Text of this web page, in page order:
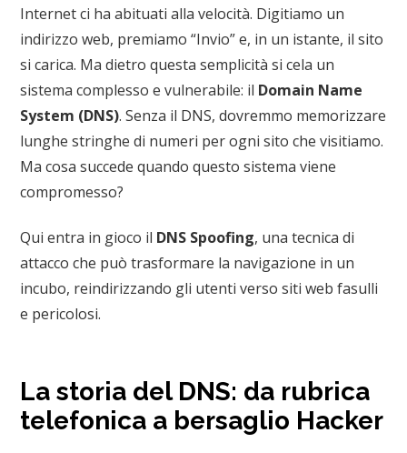
Internet ci ha abituati alla velocità. Digitiamo un
indirizzo web, premiamo “Invio” e, in un istante, il sito
si carica. Ma dietro questa semplicità si cela un
sistema complesso e vulnerabile: il Domain Name
System (DNS). Senza il DNS, dovremmo memorizzare
lunghe stringhe di numeri per ogni sito che visitiamo.
Ma cosa succede quando questo sistema viene
compromesso?
Qui entra in gioco il DNS Spoofing, una tecnica di
attacco che può trasformare la navigazione in un
incubo, reindirizzando gli utenti verso siti web fasulli
e pericolosi.
La storia del DNS: da rubrica
telefonica a bersaglio Hacker